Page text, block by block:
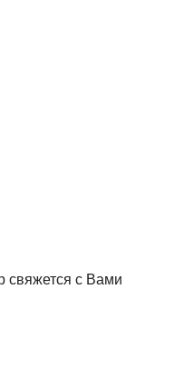
свяжется с Вами